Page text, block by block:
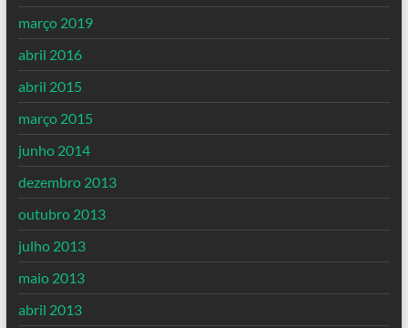
março 2019
abril 2016
abril 2015
março 2015
junho 2014
dezembro 2013
outubro 2013
julho 2013
maio 2013
abril 2013